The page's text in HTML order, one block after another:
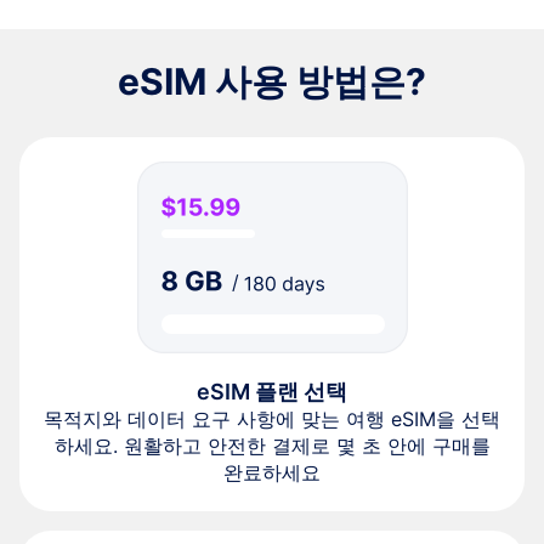
eSIM 사용 방법은?
eSIM 플랜 선택
목적지와 데이터 요구 사항에 맞는 여행 eSIM을 선택
하세요. 원활하고 안전한 결제로 몇 초 안에 구매를
완료하세요